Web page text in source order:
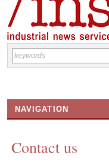
NAVIGATION
CONTACT US
Contact us